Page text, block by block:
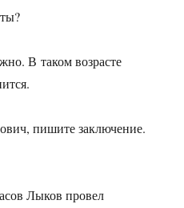
В таком возрасте
пишите заключение.
Лыков провел